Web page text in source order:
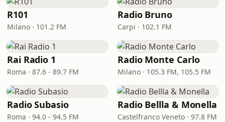
R101
Milano · 101.2 FM
Radio Bruno
Carpi · 102.1 FM
Rai Radio 1
Roma · 87.6 - 89.7 FM
Radio Monte Carlo
Milano · 105.3 FM, 105.5 FM
Radio Subasio
Roma · 94.0 - 94.5 FM
Radio Bellla & Monella
Castelfranco Veneto · 97.8 FM